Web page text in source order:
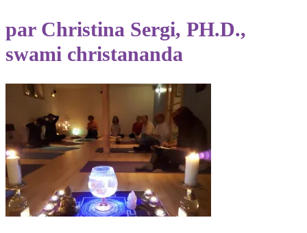
par Christina Sergi, PH.D.,
swami christananda